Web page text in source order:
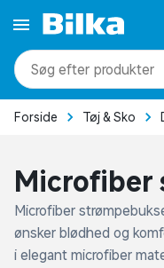
produkter
kategorier
Forside Tøj & Sko
Microfiber
Microfiber
ønsker blødhed og
i elegant microfiber